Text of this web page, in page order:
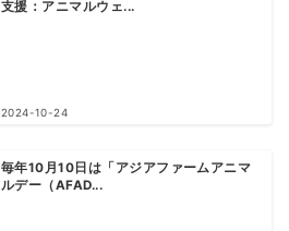
支援：アニマルウェ...
2024-10-24
毎年10月10日は「アジアファームアニマ
ルデー（AFAD...